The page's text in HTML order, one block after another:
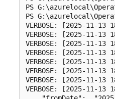
PS
PS
VERBOSE: [2025-11-
VERBOSE: [2025-11-
VERBOSE: [2025-11-
VERBOSE: [2025-11-
VERBOSE: [2025-11-
VERBOSE: [2025-11-
VERBOSE: [2025-11-
VERBOSE: [2025-11-